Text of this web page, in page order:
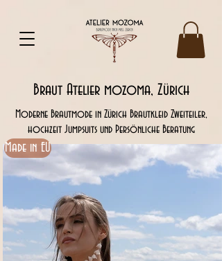
Braut Atelier mozoma, Zürich
Moderne Brautmode in Zürich Brautkleid Zweiteiler,
hochzeit Jumpsuits und Persönliche Beratung
Made in EU